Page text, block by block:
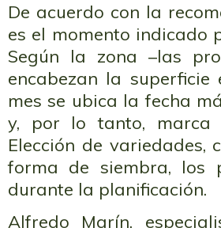
De acuerdo con la
es el momento indicado
Según la zona –las
encabezan la
mes se ubica la fecha
y, por lo tanto, marca
Elección de variedades,
forma de siembra, los
durante la planificación.
Alfredo Marín,